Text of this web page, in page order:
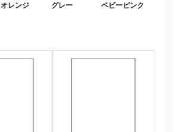
オレンジ グレー ベビーピンク